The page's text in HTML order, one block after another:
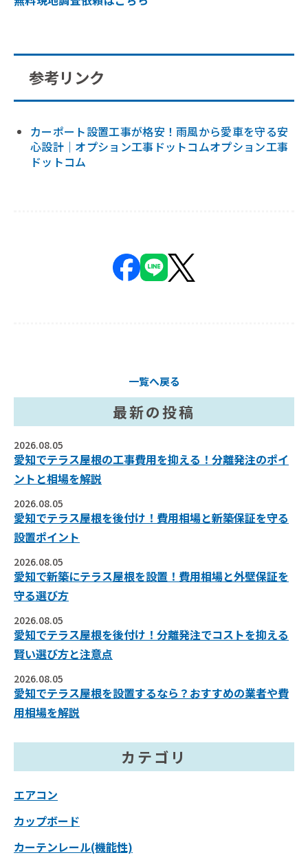
参考リンク
カーポート設置工事が格安！雨風から愛車を守る安
心設計｜オプション工事ドットコムオプション工事
ドットコム
一覧へ戻る
最新の投稿
2026.08.05
愛知でテラス屋根の工事費用を抑える！分離発注のポイ
ントと相場を解説
2026.08.05
愛知でテラス屋根を後付け！費用相場と新築保証を守る
設置ポイント
2026.08.05
愛知で新築にテラス屋根を設置！費用相場と外壁保証を
守る選び方
2026.08.05
愛知でテラス屋根を後付け！分離発注でコストを抑える
賢い選び方と注意点
2026.08.05
愛知でテラス屋根を設置するなら？おすすめの業者や費
用相場を解説
カテゴリ
エアコン
カップボード
カーテンレール(機能性)